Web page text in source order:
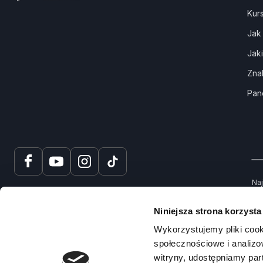
Niniejsza strona
Wykorzystujemy pliki
społecznościowe i
witryny, udostępniamy
Jak